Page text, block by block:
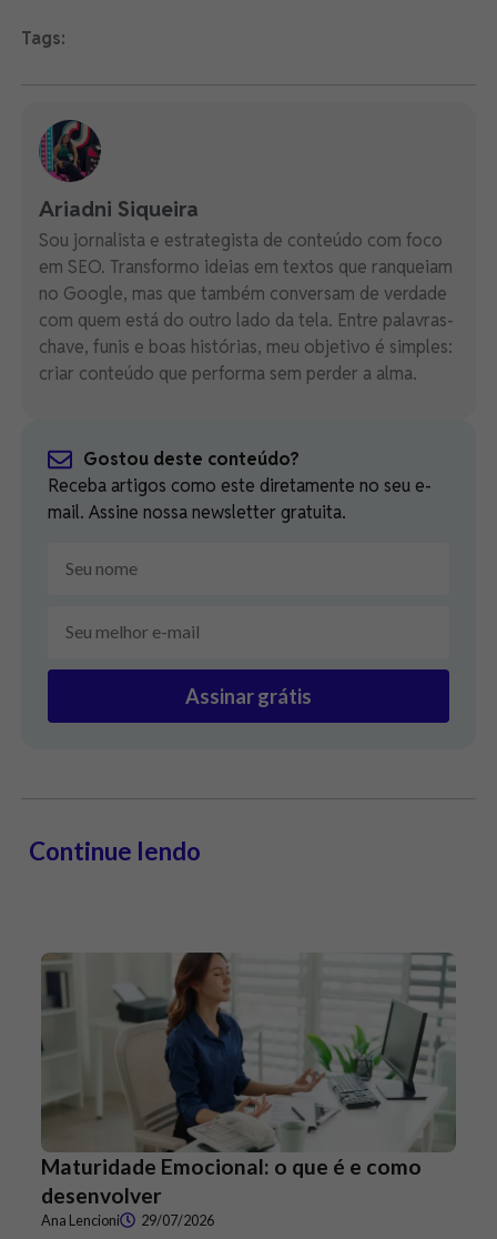
Tags:
Ariadni Siqueira
Sou jornalista e estrategista de conteúdo com foco
em SEO. Transformo ideias em textos que ranqueiam
no Google, mas que também conversam de verdade
com quem está do outro lado da tela. Entre palavras-
chave, funis e boas histórias, meu objetivo é simples:
criar conteúdo que performa sem perder a alma.
Gostou deste conteúdo?
Receba artigos como este diretamente no seu e-
mail. Assine nossa newsletter gratuita.
Assinar grátis
Continue lendo
Maturidade Emocional: o que é e como
desenvolver
Ana Lencioni 29/07/2026